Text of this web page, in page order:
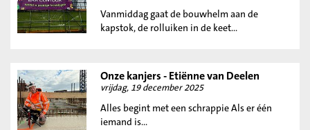
Vanmiddag gaat de bouwhelm aan de
kapstok, de rolluiken in de keet...
Onze kanjers - Etiënne van Deelen
vrijdag, 19 december 2025
Alles begint met een schrappie Als er één
iemand is...